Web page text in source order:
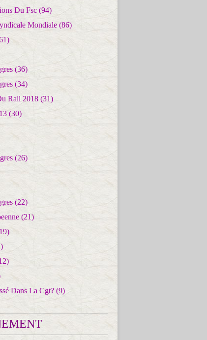
Du Fsc (94)
Mondiale (86)
(36)
(34)
Rail 2018 (31)
(30)
(26)
(22)
(21)
Dans La Cgt? (9)